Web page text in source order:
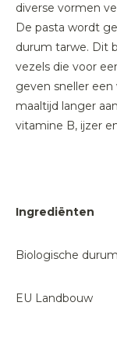
diverse vormen
De pasta wordt
durum tarwe. Dit
vezels die voor
geven sneller
maaltijd langer
vitamine B, ijzer
Ingrediënten
Biologische
EU Landbouw